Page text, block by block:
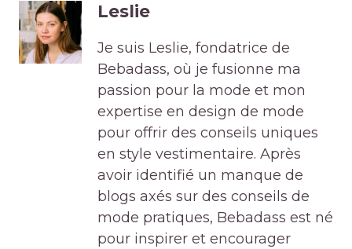
Leslie
Je suis Leslie, fondatrice de
Bebadass, où je fusionne ma
passion pour la mode et mon
expertise en design de mode
pour offrir des conseils uniques
en style vestimentaire. Après
avoir identifié un manque de
blogs axés sur des conseils de
mode pratiques, Bebadass est né
pour inspirer et encourager